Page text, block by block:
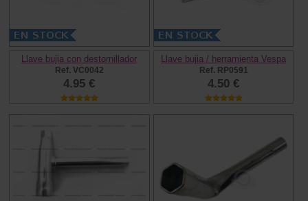
Llave bujia con destornillador
Ref. VC0042
4.95 €
Llave bujia / herramienta Vespa
Ref. RP0591
4.50 €